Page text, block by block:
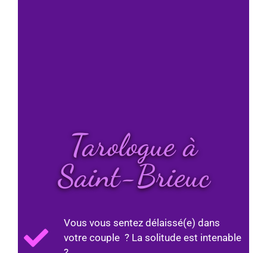
Tarologue à
Saint-Brieuc
Vous vous sentez délaissé(e) dans
votre couple ? La solitude est intenable